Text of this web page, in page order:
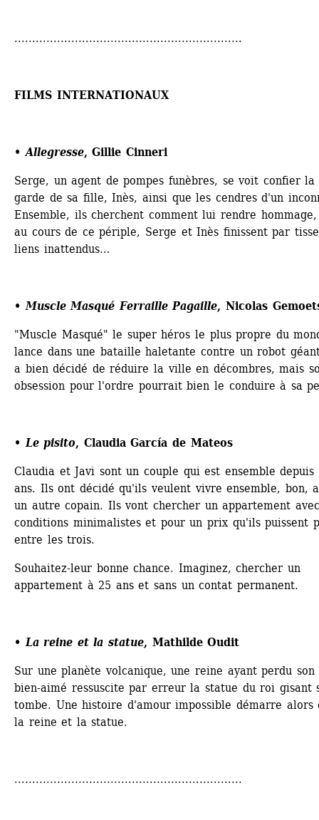
................................................................
FILMS INTERNATIONAUX
• Allegresse, Gillie Cinneri
Serge, un agent de pompes funèbres, se voit confier la
garde de sa fille, Inès, ainsi que les cendres d'un
Ensemble, ils cherchent comment lui rendre
au cours de ce périple, Serge et Inès finissent par
liens inattendus…
• Muscle Masqué Ferraille Pagaille, Nicolas
"Muscle Masqué" le super héros le plus propre du
lance dans une bataille haletante contre un robot
a bien décidé de réduire la ville en décombres, mais
obsession pour l'ordre pourrait bien le conduire à sa
• Le pisito, Claudia García de Mateos
Claudia et Javi sont un couple qui est ensemble depuis
ans. Ils ont décidé qu'ils veulent vivre ensemble, bon,
un autre copain. Ils vont chercher un appartement
conditions minimalistes et pour un prix qu'ils puissent
entre les trois.
Souhaitez-leur bonne chance. Imaginez, chercher un
appartement à 25 ans et sans un contat permanent.
• La reine et la statue, Mathilde Oudit
Sur une planète volcanique, une reine ayant perdu
bien-aimé ressuscite par erreur la statue du roi gisant
tombe. Une histoire d'amour impossible démarre alors
la reine et la statue.
................................................................